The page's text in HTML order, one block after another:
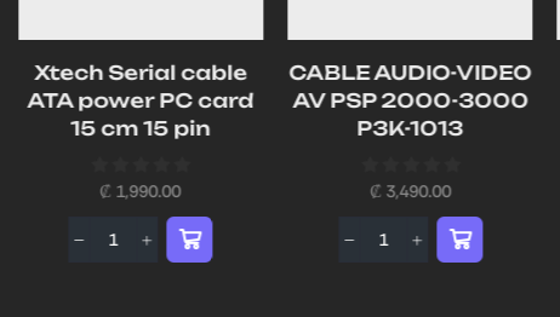
Xtech Serial cable
ATA power PC card
15 cm 15 pin
₡ 1,990.00
CABLE AUDIO-VIDEO
AV PSP 2000-3000
P3K-1013
₡3,490.00